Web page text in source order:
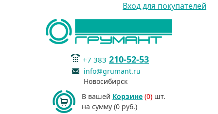
Вход для покупателей
+7 383 210-52-53
info@grumant.ru
Новосибирск
В вашей Корзине (0) шт.
на сумму (0 руб.)